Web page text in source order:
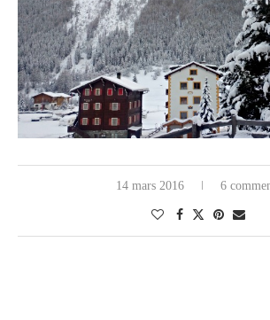
14 mars 2016 6